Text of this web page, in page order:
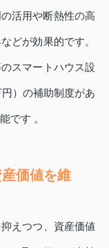
活用や断熱性の高
どが効果的です。
スマートハウス設
）の補助制度があ
です 。
価値を維
えつつ、資産価値